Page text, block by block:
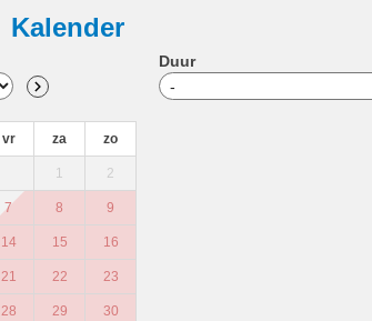
Kalender
vr za zo
1 2
7 8 9
14 15 16
21 22 23
28 29 30
Duur